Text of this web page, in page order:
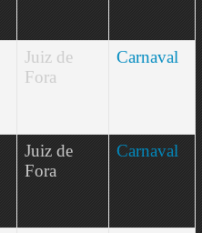
Juiz de
Fora
Carnaval
Juiz de
Fora
Carnaval